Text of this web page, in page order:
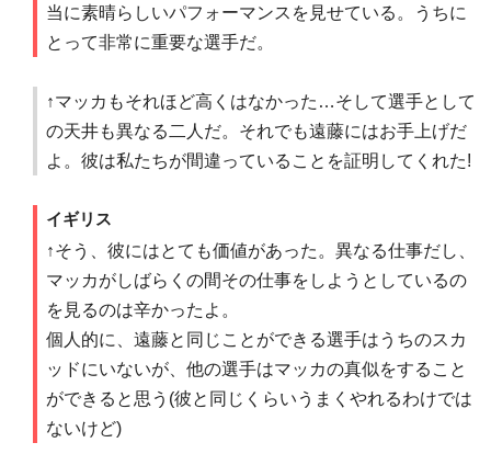
当に素晴らしいパフォーマンスを見せている。うちに
とって非常に重要な選手だ。
↑マッカもそれほど高くはなかった…そして選手として
の天井も異なる二人だ。それでも遠藤にはお手上げだ
よ。彼は私たちが間違っていることを証明してくれた!
イギリス
↑そう、彼にはとても価値があった。異なる仕事だし、
マッカがしばらくの間その仕事をしようとしているの
を見るのは辛かったよ。
個人的に、遠藤と同じことができる選手はうちのスカ
ッドにいないが、他の選手はマッカの真似をすること
ができると思う(彼と同じくらいうまくやれるわけでは
ないけど)